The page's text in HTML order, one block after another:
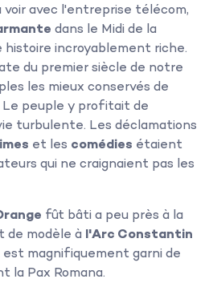
voir avec l'entreprise télécom,
dans le Midi de la
histoire incroyablement riche.
du premier siècle de notre
les mieux conservés de
peuple y profitait de
turbulente. Les déclamations
et les comédies étaient
qui ne craignaient pas les
fût bâti a peu près à la
de modèle à l'Arc Constantin
est magnifiquement garni de
la Pax Romana.